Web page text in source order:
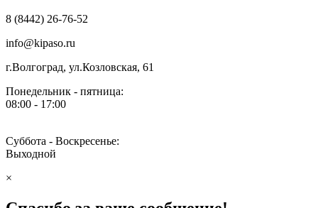
8 (8442) 26-76-52
info@kipaso.ru
г.Волгоград, ул.Козловская, 61
Понедельник - пятница:
08:00 - 17:00
Суббота - Воскресенье:
Выходной
×